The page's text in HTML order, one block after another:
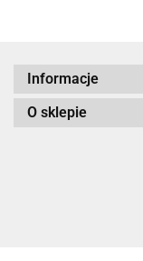
Informacje
O sklepie